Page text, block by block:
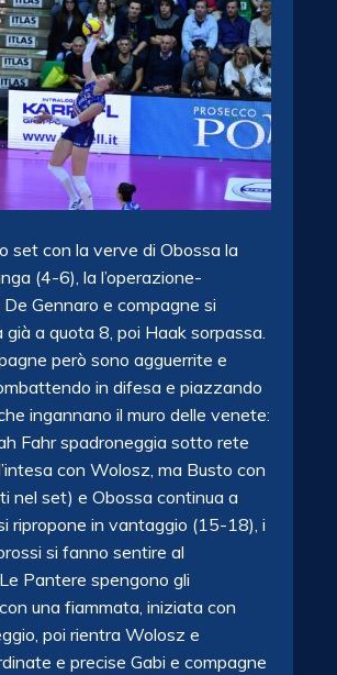
set con la verve di Obossa la
(4-6), la l’operazione-
Gennaro e compagne si
a quota 8, poi Haak sorpassa.
però sono agguerrite e
in difesa e piazzando
ingannano il muro delle venete:
Fahr spadroneggia sotto rete
con Wolosz, ma Busto con
nel set) e Obossa continua a
ripropone in vantaggio (15-18), i
si fanno sentire al
Pantere spengono gli
una fiammata, iniziata con
poi rientra Wolosz e
e precise Gabi e compagne